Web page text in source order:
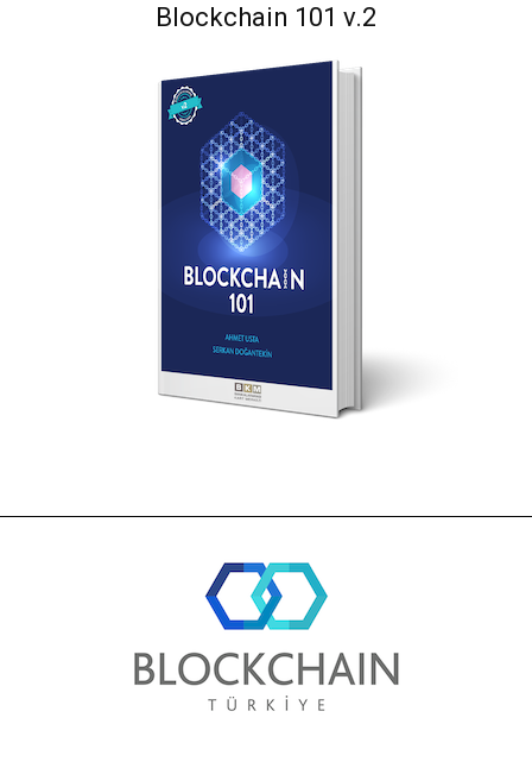
Blockchain 101 v.2